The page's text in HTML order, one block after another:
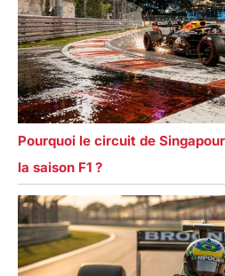
Pourquoi le circuit de
la saison F1 ?